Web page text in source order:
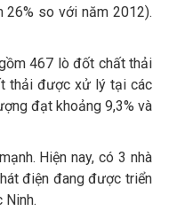
so với năm 2012).
467 lò đốt chất thải
thải được xử lý tại các
đạt khoảng 9,3% và
Hiện nay, có 3 nhà
điện đang được triển
Ninh.